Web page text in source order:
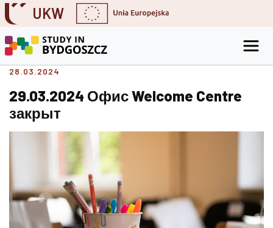
UKW
Skip to content
Go to the search engine
Go to the footer
28.03.2024
29.03.2024 Офис Welcome Centre
закрыт